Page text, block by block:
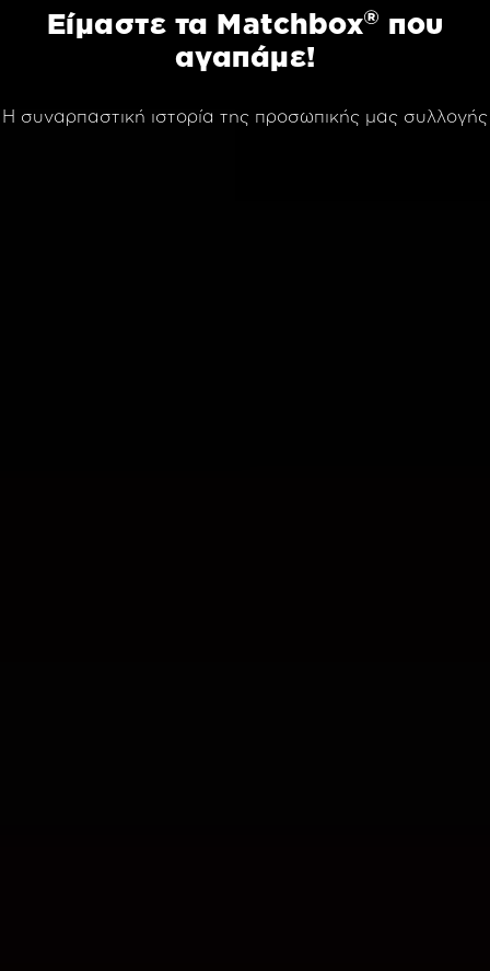
Eίμαστε τα Μatchbox® που
αγαπάμε!
Η συναρπαστική ιστορία της προσωπικής μας συλλογής